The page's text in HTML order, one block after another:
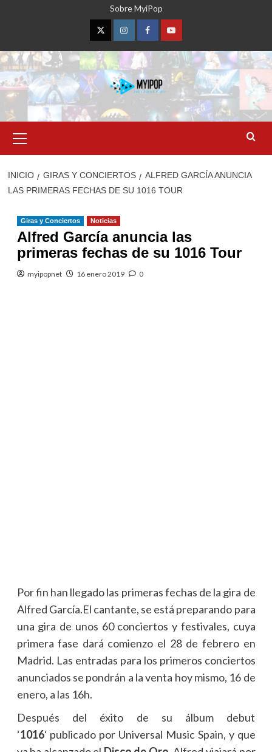
Sobre MyiPop
TwitterInstagramFacebookYouTube
primario
INICIO GIRAS Y CONCIERTOS
ALFRED GARCÍA ANUNCIA
LAS PRIMERAS FECHAS DE SU 1016 TOUR
Giras y Conciertos Noticias
Alfred García anuncia las
primeras fechas de su 1016 Tour
myipopnet 16 enero 2019 0
Por fin han llegado las primeras fechas de la gira de
Alfred García.El cantante, se está preparando para
una gira de unos 60 conciertos y festivales, cuya
primera fase dará comienzo el 28 de febrero en
Madrid. Las entradas para los primeros conciertos
anunciados se pondrán a la venta hoy mismo, 16 de
enero, a las 16h.
Después del éxito de su álbum debut
‘1016‘ publicado por Universal Music Spain, y que